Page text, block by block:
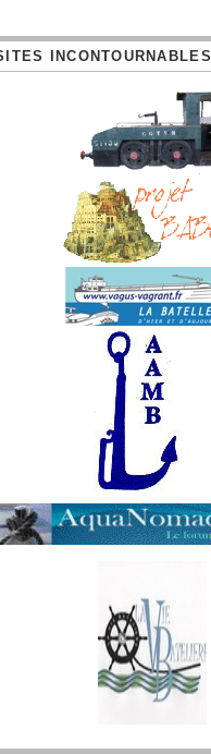
INCONTOURNABLES